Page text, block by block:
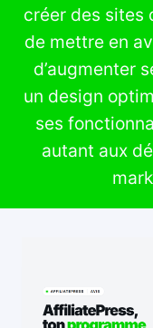
créer des sites
de mettre en
d’augmenter
un design
ses
autant aux